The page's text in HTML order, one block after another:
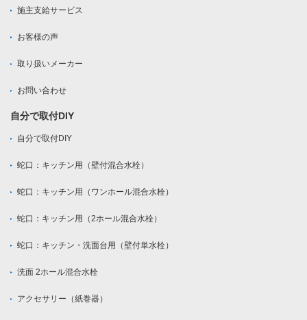
施主支給サービス
お客様の声
取り扱いメーカー
お問い合わせ
自分で取付DIY
自分で取付DIY
蛇口：キッチン用（壁付混合水栓）
蛇口：キッチン用（ワンホール混合水栓）
蛇口：キッチン用（2ホール混合水栓）
蛇口：キッチン・洗面台用（壁付単水栓）
洗面 2ホール混合水栓
アクセサリー（紙巻器）